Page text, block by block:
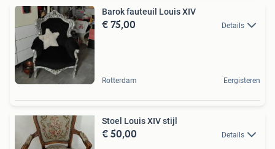
Barok fauteuil Louis XIV
€ 75,00 Details
Rotterdam Eergisteren
Stoel Louis XIV stijl
€ 50,00 Details